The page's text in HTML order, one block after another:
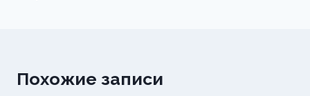
Похожие записи